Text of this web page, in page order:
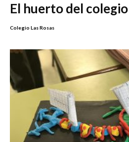
El huerto del colegio
Colegio Las Rosas